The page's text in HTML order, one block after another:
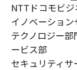
NTTドコモビ
イノベーション
テクノロジー
ービス部
セキュリティサ